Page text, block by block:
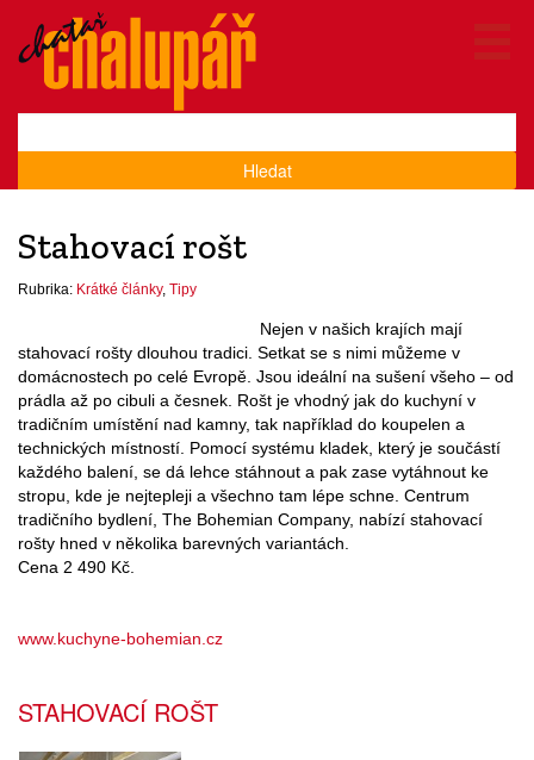
Hledat
Stahovací rošt
Rubrika: Krátké články, Tipy
Nejen v našich krajích mají
stahovací rošty dlouhou tradici. Setkat se s nimi můžeme v
domácnostech po celé Evropě. Jsou ideální na sušení všeho – od
prádla až po cibuli a česnek. Rošt je vhodný jak do kuchyní v
tradičním umístění nad kamny, tak například do koupelen a
technických místností. Pomocí systému kladek, který je součástí
každého balení, se dá lehce stáhnout a pak zase vytáhnout ke
stropu, kde je nejtepleji a všechno tam lépe schne. Centrum
tradičního bydlení, The Bohemian Company, nabízí stahovací
rošty hned v několika barevných variantách.
Cena 2 490 Kč.
www.kuchyne-bohemian.cz
STAHOVACÍ ROŠT